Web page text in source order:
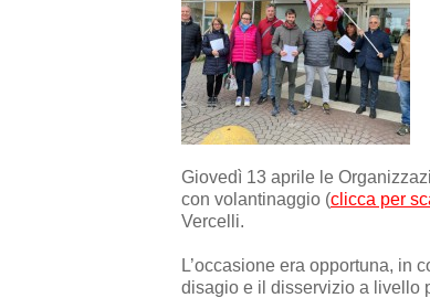
Giovedì 13 aprile le
con volantinaggio (clicca per
Vercelli.
L’occasione era opportuna, in
disagio e il disservizio a livello